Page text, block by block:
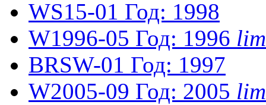
WS15-01 Год: 1998
W1996-05 Год: 1996
BRSW-01 Год: 1997
W2005-09 Год: 2005